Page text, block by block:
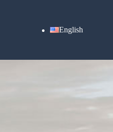
English